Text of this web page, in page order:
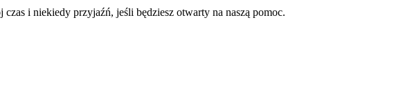
i niekiedy przyjaźń, jeśli będziesz otwarty na naszą pomoc.